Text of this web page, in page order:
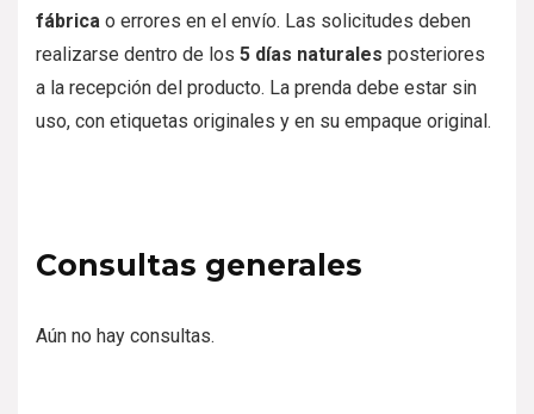
fábrica o errores en el envío. Las solicitudes deben
realizarse dentro de los 5 días naturales posteriores
a la recepción del producto. La prenda debe estar sin
uso, con etiquetas originales y en su empaque original.
Consultas generales
Aún no hay consultas.